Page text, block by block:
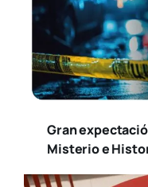
Gran
Misterio e